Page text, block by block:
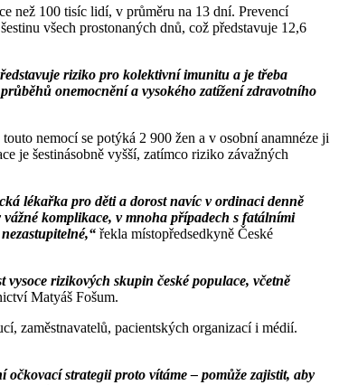
než 100 tisíc lidí, v průměru na 13 dní. Prevencí
všech prostonaných dnů, což představuje 12,6
riziko pro kolektivní imunitu a je třeba
onemocnění a vysokého zatížení zdravotního
nemocí se potýká 2 900 žen a v osobní anamnéze ji
je šestinásobně vyšší, zatímco riziko závažných
lékařka pro děti a dorost navíc v ordinaci denně
komplikace, v mnoha případech s fatálními
řekla místopředsedkyně České
rizikových skupin české populace, včetně
Matyáš Fošum.
zaměstnavatelů, pacientských organizací i médií.
strategii proto vítáme – pomůže zajistit, aby